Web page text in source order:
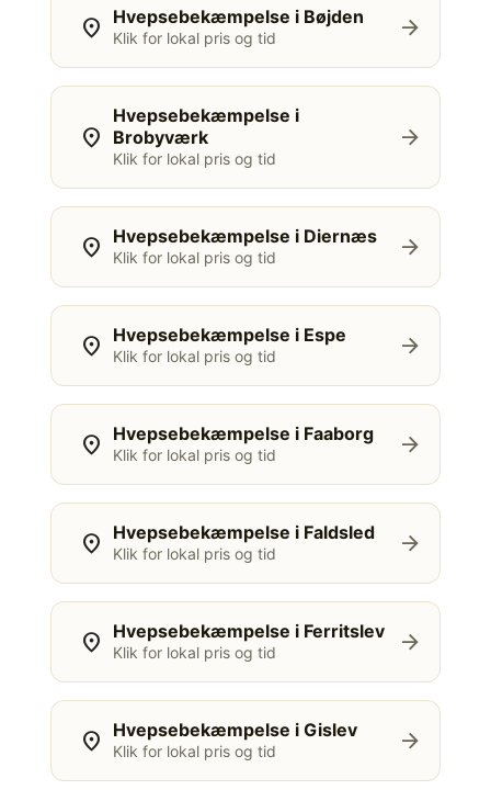
location_on Hvepsebekæmpelse i Bøjden
Klik for lokal pris og tid arrow_forward
location_on
Hvepsebekæmpelse i
Brobyværk
Klik for lokal pris og tid
arrow_forward
location_on Hvepsebekæmpelse i Diernæs
Klik for lokal pris og tid arrow_forward
location_on Hvepsebekæmpelse i Espe
Klik for lokal pris og tid arrow_forward
location_on Hvepsebekæmpelse i Faaborg
Klik for lokal pris og tid arrow_forward
location_on Hvepsebekæmpelse i Faldsled
Klik for lokal pris og tid arrow_forward
location_on Hvepsebekæmpelse i Ferritslev
Klik for lokal pris og tid arrow_forward
location_on Hvepsebekæmpelse i Gislev
Klik for lokal pris og tid arrow_forward